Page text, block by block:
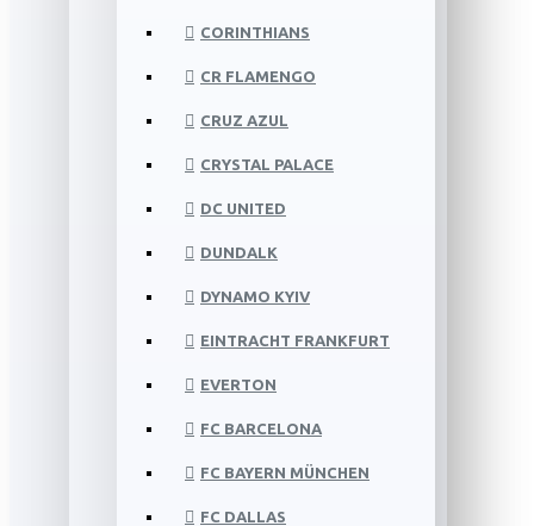
CORINTHIANS
CR FLAMENGO
CRUZ AZUL
CRYSTAL PALACE
DC UNITED
DUNDALK
DYNAMO KYIV
EINTRACHT FRANKFURT
EVERTON
FC BARCELONA
FC BAYERN MÜNCHEN
FC DALLAS